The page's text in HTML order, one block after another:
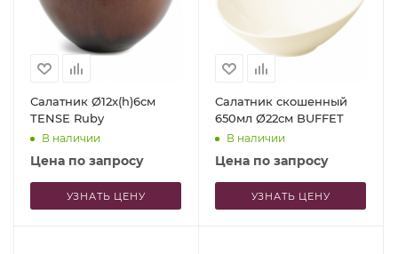
Салатник Ø12x(h)6см
TENSE Ruby
В наличии
Цена по запросу
УЗНАТЬ ЦЕНУ
Салатник скошенный
650мл Ø22см BUFFET
В наличии
Цена по запросу
УЗНАТЬ ЦЕНУ